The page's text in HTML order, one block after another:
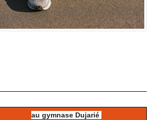
au gymnase Dujarié